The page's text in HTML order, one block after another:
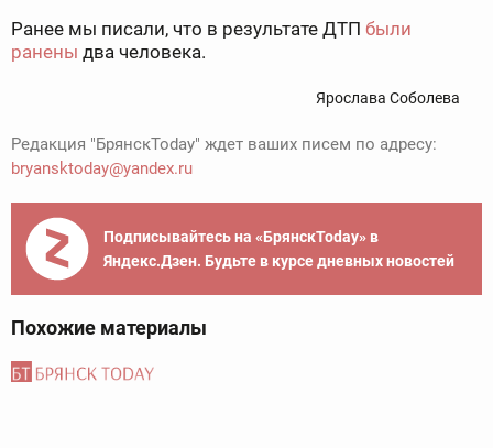
Ранее мы писали, что в результате ДТП были
ранены два человека.
Ярослава Соболева
Редакция "БрянскToday" ждет ваших писем по адресу:
bryansktoday@yandex.ru
Подписывайтесь на «БрянскToday» в
Яндекс.Дзен. Будьте в курсе дневных новостей
Похожие материалы